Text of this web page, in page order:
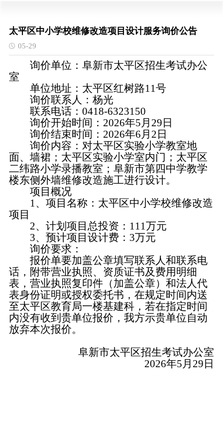
太平区中小学校维修改造项目设计服务询价公告
05-29
询价单位：阜新市太平区招生考试办公
室
单位地址：太平区红树路11号
询价联系人：杨光
联系电话：0418-6323150
询价开始时间：2026年5月29日
询价结束时间：2026年6月2日
询价内容：对太平区实验小学教室地
面、墙裙；太平区实验小学室内门；太平区
二纬路小学录播教室；阜新市第四中学教学
楼东侧外墙维修改造施工进行设计。
项目概况
1、项目名称：太平区中小学校维修改造
项目
2、计划项目总投资：111万元
3、预计项目设计费：3万元
询价要求：
报价单要加盖公章填写联系人和联系电
话，附带营业执照、资质证书及费用明细
表，营业执照复印件（加盖公章）和法人代
表身份证明或授权委托书，在规定时间内送
至太平区教育局一楼基建科，若在指定时间
内没有收到贵单位报价，我方示贵单位自动
放弃本次报价。
阜新市太平区招生考试办公室
2026年5月29日